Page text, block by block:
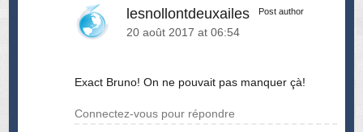
lesnollontdeuxailes Post author
20 août 2017 at 06:54
Exact Bruno! On ne pouvait pas manquer çà!
Connectez-vous pour répondre